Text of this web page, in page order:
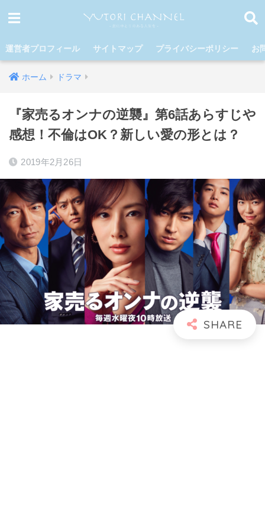
運営者プロフィール サイトマップ プライバシーポリシー お
ホーム ドラマ
『家売るオンナの逆襲』第6話あらすじや
感想！不倫はOK？新しい愛の形とは？
2019年2月26日